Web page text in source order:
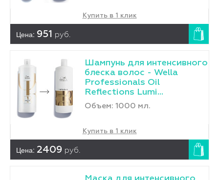
Купить в 1 клик
Цена: 951 руб.
Шампунь для интенсивного
блеска волос - Wella
Professionals Oil
Reflections Lumi...
Объем: 1000 мл.
Купить в 1 клик
Цена: 2409 руб.